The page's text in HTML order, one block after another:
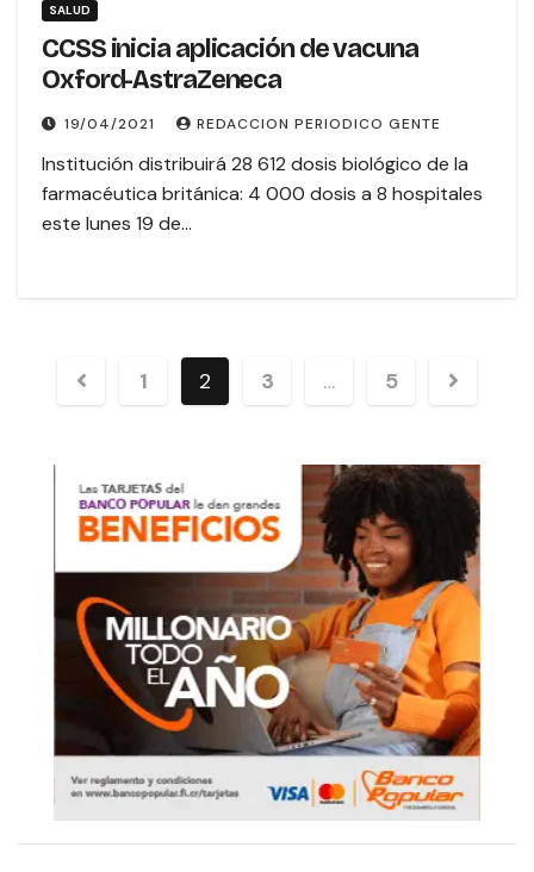
SALUD
CCSS inicia aplicación de vacuna
Oxford-AstraZeneca
19/04/2021 REDACCION PERIODICO GENTE
Institución distribuirá 28 612 dosis biológico de la
farmacéutica británica: 4 000 dosis a 8 hospitales
este lunes 19 de…
1 2 3 … 5